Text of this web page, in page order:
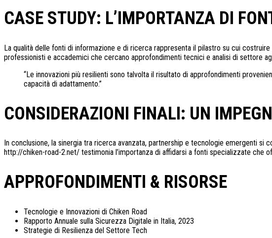
CASE STUDY: L’IMPORTANZA DI
La qualità delle fonti di informazione e di ricerca rappresenta il pilastro su cui
professionisti e accademici che cercano approfondimenti tecnici e analisi di settore
“Le innovazioni più resilienti sono talvolta il risultato di approfondimenti
capacità di adattamento.”
CONSIDERAZIONI FINALI: UN
In conclusione, la sinergia tra ricerca avanzata, partnership e tecnologie emergenti
http://chiken-road-2.net/ testimonia l’importanza di affidarsi a fonti specializzate
APPROFONDIMENTI & RISORSE
Tecnologie e Innovazioni di Chiken Road
Rapporto Annuale sulla Sicurezza Digitale in Italia, 2023
Strategie di Resilienza del Settore Tech